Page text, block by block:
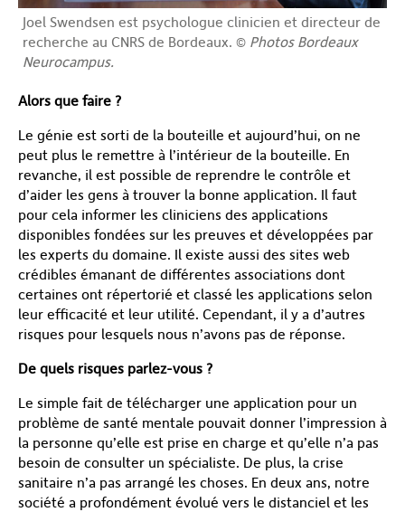
Joel Swendsen est psychologue clinicien et directeur de
recherche au CNRS de Bordeaux. © Photos Bordeaux
Neurocampus.
Alors que faire ?
Le génie est sorti de la bouteille et aujourd’hui, on ne
peut plus le remettre à l’intérieur de la bouteille. En
revanche, il est possible de reprendre le contrôle et
d’aider les gens à trouver la bonne application. Il faut
pour cela informer les cliniciens des applications
disponibles fondées sur les preuves et développées par
les experts du domaine. Il existe aussi des sites web
crédibles émanant de différentes associations dont
certaines ont répertorié et classé les applications selon
leur efficacité et leur utilité. Cependant, il y a d’autres
risques pour lesquels nous n’avons pas de réponse.
De quels risques parlez-vous ?
Le simple fait de télécharger une application pour un
problème de santé mentale pouvait donner l’impression à
la personne qu’elle est prise en charge et qu’elle n’a pas
besoin de consulter un spécialiste. De plus, la crise
sanitaire n’a pas arrangé les choses. En deux ans, notre
société a profondément évolué vers le distanciel et les